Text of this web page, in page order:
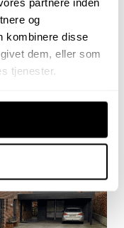
og
kombinere disse
dem, eller som
tjenester.
med dit